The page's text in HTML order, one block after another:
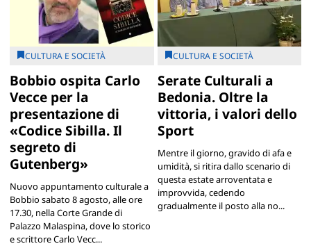
CULTURA E SOCIETÀ
Bobbio ospita Carlo
Vecce per la
presentazione di
«Codice Sibilla. Il
segreto di
Gutenberg»
Nuovo appuntamento culturale a
Bobbio sabato 8 agosto, alle ore
17.30, nella Corte Grande di
Palazzo Malaspina, dove lo storico
e scrittore Carlo Vecc...
CULTURA E SOCIETÀ
Serate Culturali a
Bedonia. Oltre la
vittoria, i valori dello
Sport
Mentre il giorno, gravido di afa e
umidità, si ritira dallo scenario di
questa estate arroventata e
improvvida, cedendo
gradualmente il posto alla no...